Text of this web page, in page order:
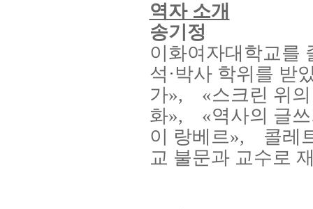
역자 소개
송기정
이화여자대학교를
석·박사 학위를 받
가», «스크린 위
화», «역사의 글
이 랑베르», 콜레
교 불문과 교수로